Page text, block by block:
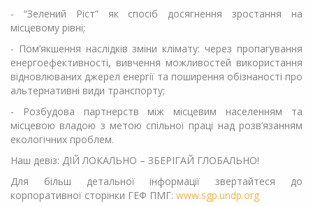
- “Зелений Ріст” як спосіб досягнення зростання на
місцевому рівні;
- Пом’якшення наслідків зміни клімату: через пропагування
енергоефективності, вивчення можливостей використання
відновлюваних джерел енергії та поширення обізнаності про
альтернативні види транспорту;
- Розбудова партнерств між місцевим населенням та
місцевою владою з метою спільної праці над розв’язанням
екологічних проблем.
Наш девіз: ДІЙ ЛОКАЛЬНО – ЗБЕРІГАЙ ГЛОБАЛЬНО!
Для більш детальної інформації звертайтеся до
корпоративної сторінки ГЕФ ПМГ: www.sgp.undp.org